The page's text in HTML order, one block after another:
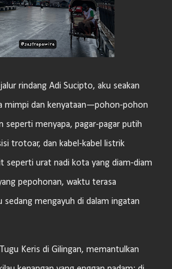
rindang Adi Sucipto, aku seakan
mimpi dan kenyataan—pohon-pohon
seperti menyapa, pagar-pagar putih
trotoar, dan kabel-kabel listrik
seperti urat nadi kota yang diam-diam
pepohonan, waktu terasa
sedang mengayuh di dalam ingatan
Keris di Gilingan, memantulkan